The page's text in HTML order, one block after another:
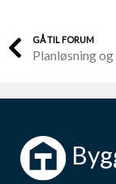
GÅ TIL FORUM
Planløsning og